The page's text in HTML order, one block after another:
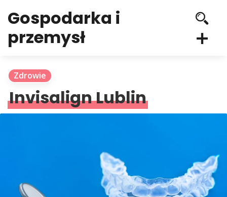
Gospodarka i
przemysł
Zdrowie
Invisalign Lublin